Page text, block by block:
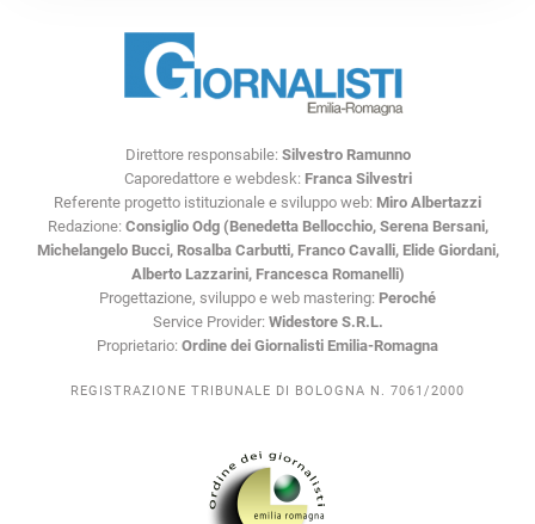
Direttore responsabile: Silvestro Ramunno
Caporedattore e webdesk: Franca Silvestri
Referente progetto istituzionale e sviluppo web: Miro Albertazzi
Redazione: Consiglio Odg (Benedetta Bellocchio, Serena Bersani,
Michelangelo Bucci, Rosalba Carbutti, Franco Cavalli, Elide Giordani,
Alberto Lazzarini, Francesca Romanelli)
Progettazione, sviluppo e web mastering: Peroché
Service Provider: Widestore S.R.L.
Proprietario: Ordine dei Giornalisti Emilia-Romagna
REGISTRAZIONE TRIBUNALE DI BOLOGNA N. 7061/2000